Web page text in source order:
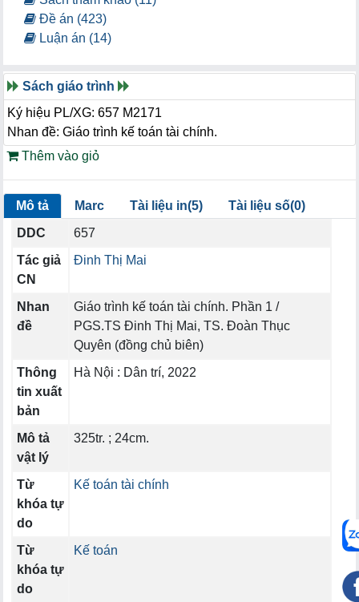
Đề án (423)
Luận án (14)
Sách giáo trình
Ký hiệu PL/XG: 657 M2171
Nhan đề: Giáo trình kế toán tài chính.
Thêm vào giỏ
Mô tả Marc Tài liệu in(5)
Tài liệu số(0)
DDC
657
Tác giả
CN
Đinh Thị Mai
Nhan
đề
Giáo trình kế toán tài chính. Phần 1 /
PGS.TS Đinh Thị Mai, TS. Đoàn Thục
Quyên (đồng chủ biên)
Thông
tin xuất
bản
Hà Nội : Dân trí, 2022
Mô tả
vật lý
325tr. ; 24cm.
Từ
khóa tự
do
Kế toán tài chính
Từ
khóa tự
do
Kế toán